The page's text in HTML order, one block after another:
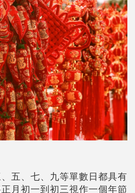
五、七、九等單數日都具有
月初一到初三視作一個年節